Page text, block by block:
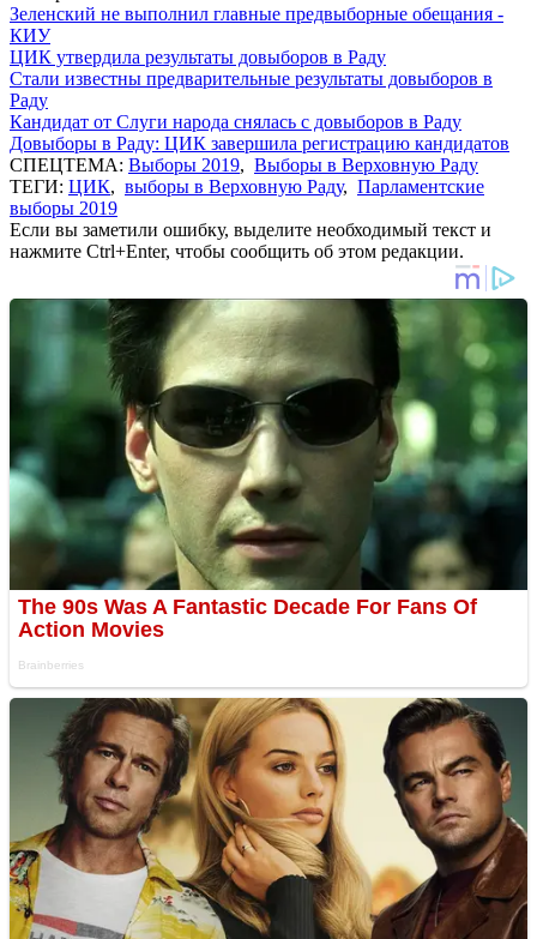
Зеленский не выполнил главные предвыборные обещания -
КИУ
ЦИК утвердила результаты довыборов в Раду
Стали известны предварительные результаты довыборов в
Раду
Кандидат от Слуги народа снялась с довыборов в Раду
Довыборы в Раду: ЦИК завершила регистрацию кандидатов
СПЕЦТЕМА: Выборы 2019, Выборы в Верховную Раду
ТЕГИ: ЦИК, выборы в Верховную Раду, Парламентские
выборы 2019
Если вы заметили ошибку, выделите необходимый текст и
нажмите Ctrl+Enter, чтобы сообщить об этом редакции.